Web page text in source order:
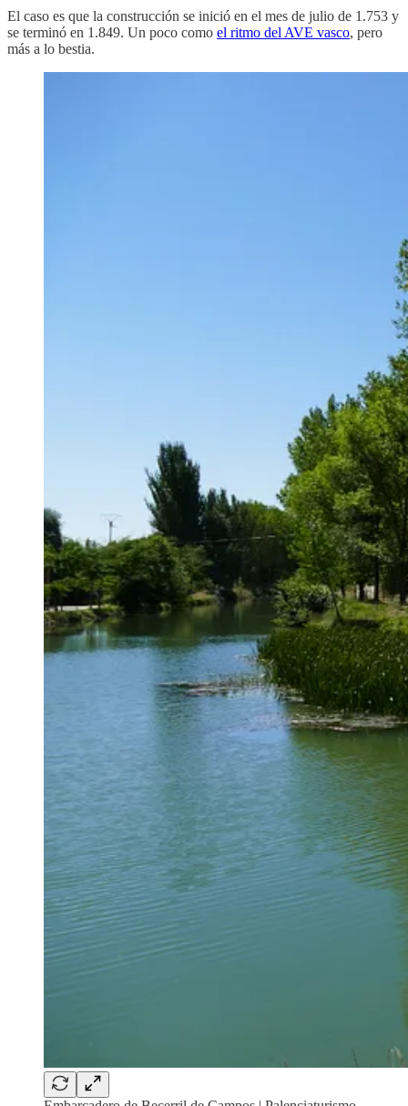
El caso es que la construcción se inició en el mes de julio de 1.753 y
se terminó en 1.849. Un poco como el ritmo del AVE vasco, pero
más a lo bestia.